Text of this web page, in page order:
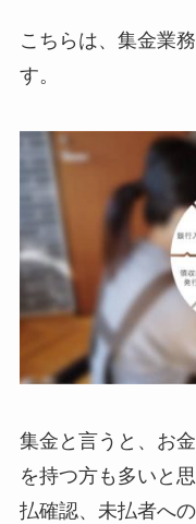
こちらは、集金業
す。
集金と言うと、お
を持つ方も多いと
払確認、未払者へ